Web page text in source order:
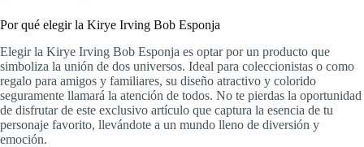
Por qué elegir la Kirye Irving Bob Esponja
Elegir la Kirye Irving Bob Esponja es optar por un producto que
simboliza la unión de dos universos. Ideal para coleccionistas o como
regalo para amigos y familiares, su diseño atractivo y colorido
seguramente llamará la atención de todos. No te pierdas la oportunidad
de disfrutar de este exclusivo artículo que captura la esencia de tu
personaje favorito, llevándote a un mundo lleno de diversión y
emoción.